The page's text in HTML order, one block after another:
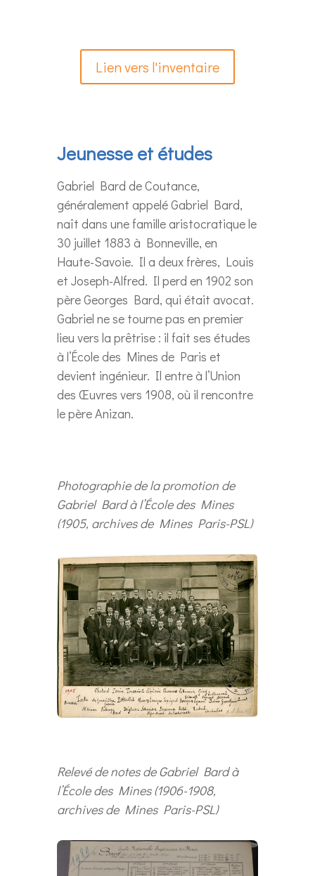
Lien vers l'inventaire
Jeunesse et études
Gabriel Bard de Coutance,
généralement appelé Gabriel Bard,
naît dans une famille aristocratique le
30 juillet 1883 à Bonneville, en
Haute-Savoie. Il a deux frères, Louis
et Joseph-Alfred. Il perd en 1902 son
père Georges Bard, qui était avocat.
Gabriel ne se tourne pas en premier
lieu vers la prêtrise : il fait ses études
à l’École des Mines de Paris et
devient ingénieur. Il entre à l’Union
des Œuvres vers 1908, où il rencontre
le père Anizan.
Photographie de la promotion de
Gabriel Bard à l’École des Mines
(1905, archives de Mines Paris-PSL)
Relevé de notes de Gabriel Bard à
l’École des Mines (1906-1908,
archives de Mines Paris-PSL)